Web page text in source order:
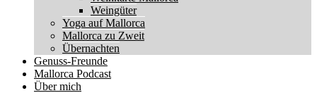
Weingüter
Yoga auf Mallorca
Mallorca zu Zweit
Übernachten
Genuss-Freunde
Mallorca Podcast
Über mich